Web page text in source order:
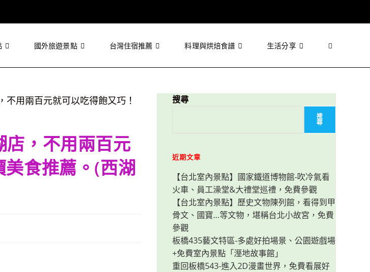
國外旅遊景點 台灣住宿推薦 料理與烘焙食譜 生活分享 Toggle
search
店，不用兩百元
食推薦。(西湖
搜尋
搜
尋
近期文章
【台北室內景點】國家鐵道博物館-吹冷氣看
火車、員工澡堂&大禮堂巡禮，免費參觀
【台北室內景點】歷史文物陳列館，看得到甲
骨文、國寶…等文物，堪稱台北小故宮，免費
參觀
板橋435藝文特區-多處好拍場景、公園遊戲場
+免費室內景點「溼地故事館」
重回板橋543-進入2D漫畫世界，免費看展好